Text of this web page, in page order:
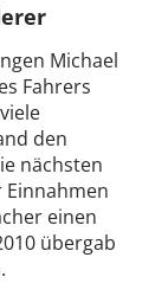
Michael
Fahrers
den
nächsten
Einnahmen
einen
übergab